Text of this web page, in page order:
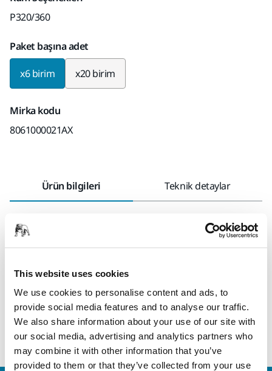
This website uses cookies
We use cookies to personalise content and ads, to
provide social media features and to analyse our traffic.
We also share information about your use of our site with
our social media, advertising and analytics partners who
may combine it with other information that you’ve
provided to them or that they’ve collected from your use
P320/360
Paket başına adet
x6 birim x20 birim
Mirka kodu
8061000021AX
Ürün bilgileri Teknik detaylar
Zımparalama ve temizleme için. Çift taraflı kullanım - tek
üründe kaba ve ince. Ortadaki emici köpük, Mirlon® Soft'u
malzeme, manuel kullanım için optimize edilmiştir.
Ürünler hava geçirmez şekilde paketlenmiştir. Ürünün
kurumasını önlemek için açıldıktan sonra hava almayacak
şekilde tekrar paketlenmesi gerekmektedir.